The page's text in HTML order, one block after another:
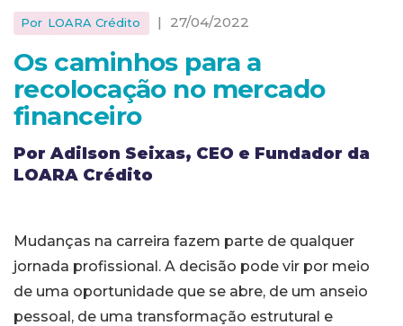
Por LOARA Crédito | 27/04/2022
Os caminhos para a
recolocação no mercado
financeiro
Por Adilson Seixas, CEO e Fundador da
LOARA Crédito
Mudanças na carreira fazem parte de qualquer
jornada profissional. A decisão pode vir por meio
de uma oportunidade que se abre, de um anseio
pessoal, de uma transformação estrutural e